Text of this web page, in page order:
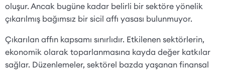
oluşur. Ancak bugüne kadar belirli bir sektöre yönelik
çıkarılmış bağımsız bir sicil affı yasası bulunmuyor.
Çıkarılan affın kapsamı sınırlıdır. Etkilenen sektörlerin,
ekonomik olarak toparlanmasına kayda değer katkılar
sağlar. Düzenlemeler, sektörel bazda yaşanan finansal